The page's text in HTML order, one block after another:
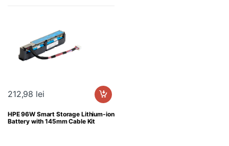
HPE 96W Smart Storage Lithium-ion
Battery with 145mm Cable Kit
212,98 lei